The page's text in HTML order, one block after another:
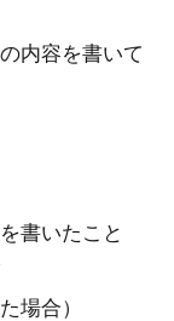
内容を書いて
書いたこと
場合）